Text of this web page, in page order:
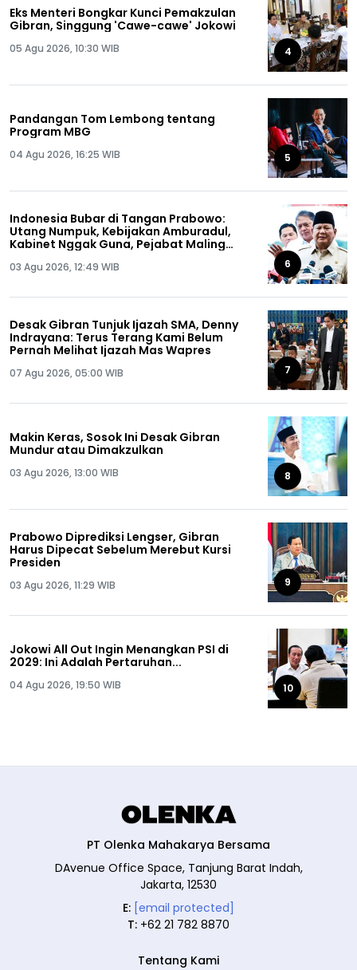
Eks Menteri Bongkar Kunci Pemakzulan
Gibran, Singgung 'Cawe-cawe' Jokowi
05 Agu 2026, 10:30 WIB 4
Pandangan Tom Lembong tentang
Program MBG
04 Agu 2026, 16:25 WIB 5
Indonesia Bubar di Tangan Prabowo:
Utang Numpuk, Kebijakan Amburadul,
Kabinet Nggak Guna, Pejabat Maling
03 Agu 2026, 12:49 WIB 6
Desak Gibran Tunjuk Ijazah SMA, Denny
Indrayana: Terus Terang Kami Belum
Pernah Melihat Ijazah Mas Wapres
07 Agu 2026, 05:00 WIB 7
Makin Keras, Sosok Ini Desak Gibran
Mundur atau Dimakzulkan
03 Agu 2026, 13:00 WIB 8
Prabowo Diprediksi Lengser, Gibran
Harus Dipecat Sebelum Merebut Kursi
Presiden
03 Agu 2026, 11:29 WIB 9
Jokowi All Out Ingin Menangkan PSI di
2029: Ini Adalah Pertaruhan...
04 Agu 2026, 19:50 WIB 10
PT Olenka Mahakarya Bersama
DAvenue Office Space, Tanjung Barat Indah,
Jakarta, 12530
E: [email protected]
T: +62 21 782 8870
Tentang Kami